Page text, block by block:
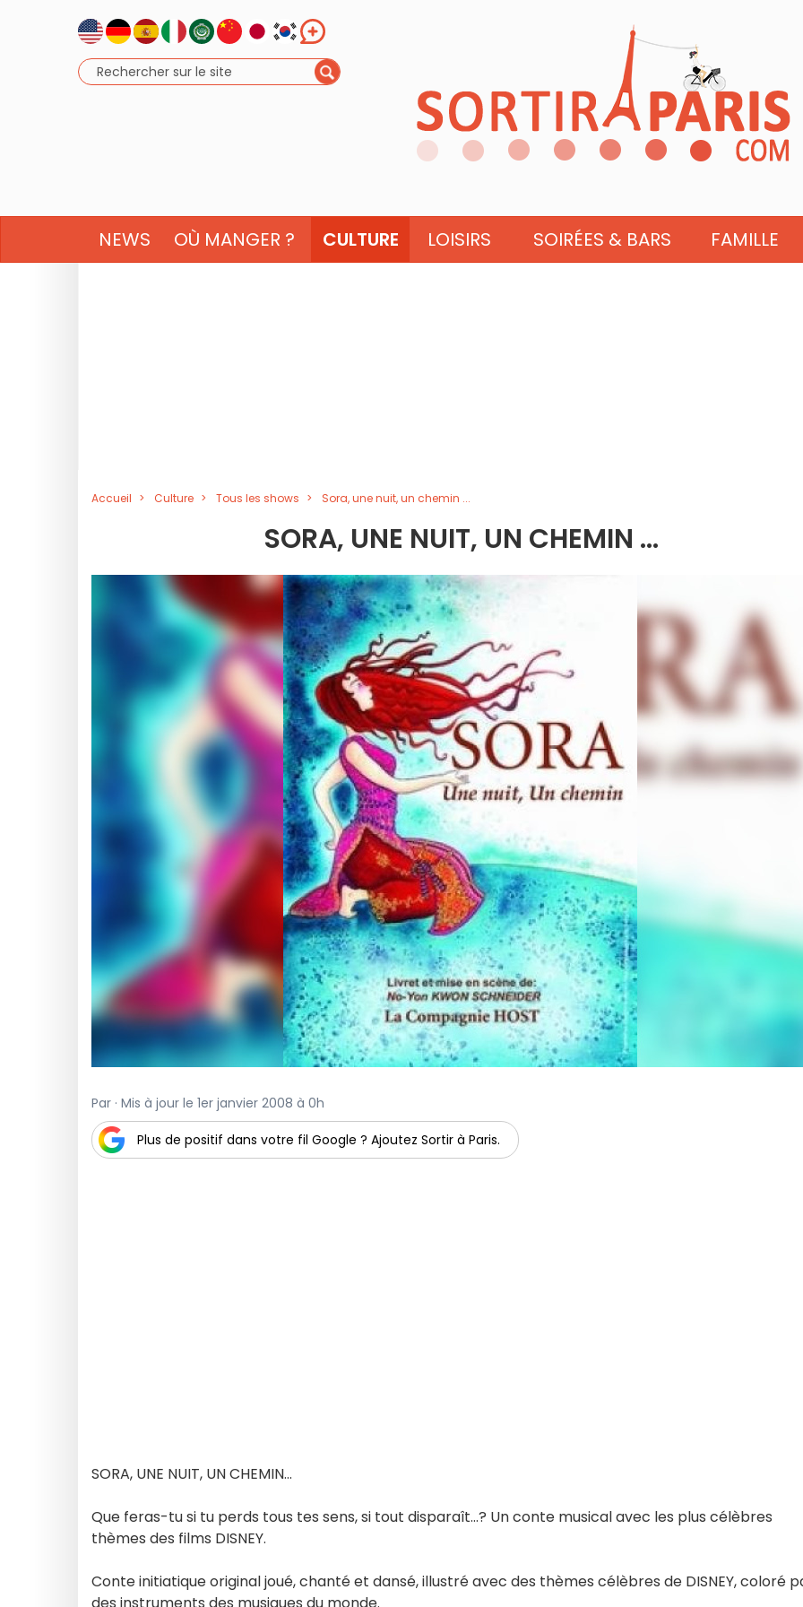
NEWS OÙ MANGER ? CULTURE LOISIRS SOIRÉES & BARS FAMILLE
Accueil Culture Tous les shows Sora, une nuit, un chemin ...
SORA, UNE NUIT, UN CHEMIN ...
Par · Mis à jour le 1er janvier 2008 à 0h
Plus de positif dans votre fil Google ? Ajoutez Sortir à Paris.
SORA, UNE NUIT, UN CHEMIN...
Que feras-tu si tu perds tous tes sens, si tout disparaît...? Un conte musical avec les plus célèbres
thèmes des films DISNEY.
Conte initiatique original joué, chanté et dansé, illustré avec des thèmes célèbres de DISNEY, coloré